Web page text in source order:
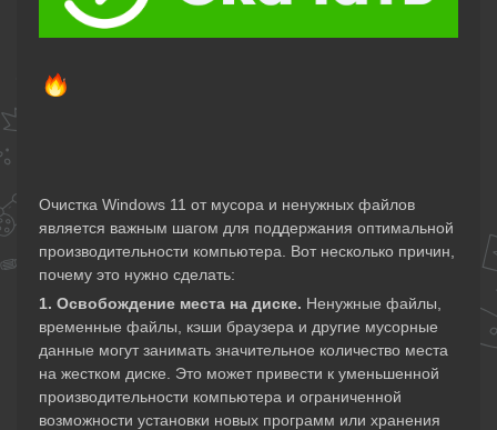
Очистка Windows 11 от мусора и ненужных файлов
является важным шагом для поддержания оптимальной
производительности компьютера. Вот несколько причин,
почему это нужно сделать:
1. Освобождение места на диске. Ненужные файлы,
временные файлы, кэши браузера и другие мусорные
данные могут занимать значительное количество места
на жестком диске. Это может привести к уменьшенной
производительности компьютера и ограниченной
возможности установки новых программ или хранения